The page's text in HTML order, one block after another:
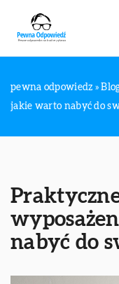
pewna odpowiedz »
jakie warto nabyć do
nabyć do